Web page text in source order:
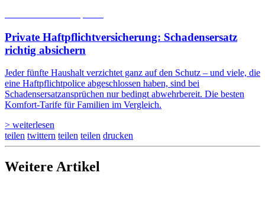
Private Haftpflicht­versicherung: Schadensersatz
richtig absichern
Jeder fünfte Haushalt verzichtet ganz auf den Schutz – und viele, die
eine Haftpflichtpolice abgeschlossen haben, sind bei
Schadensersatzansprüchen nur bedingt abwehrbereit. Die besten
Komfort-Tarife für Familien im Vergleich.
> weiterlesen
teilen twittern teilen teilen drucken
Weitere Artikel